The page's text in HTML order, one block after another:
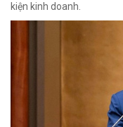
kiện kinh doanh.